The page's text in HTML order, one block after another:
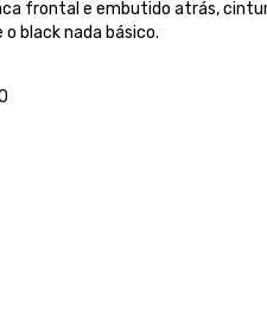
frontal e embutido atrás,
black nada básico.